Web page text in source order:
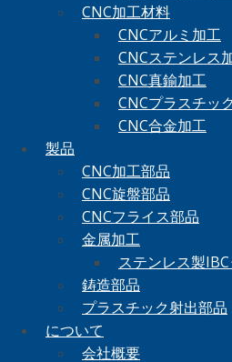
CNC加工材料
CNCアルミ加工
CNCステンレス
CNC真鍮加工
CNCプラスチッ
CNC合金加工
製品
CNC加工部品
CNC旋盤部品
CNCフライス部品
金属加工
ステンレス製
鋳造部品
プラスチック射出部品
について
会社概要